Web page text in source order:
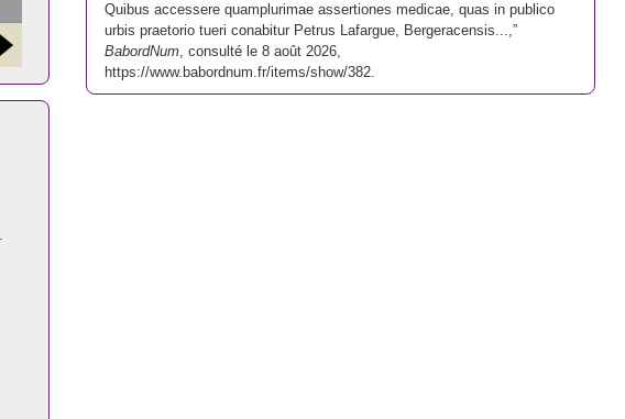
Quibus accessere quamplurimae assertiones medicae, quas in publico
urbis praetorio tueri conabitur Petrus Lafargue, Bergeracensis...,”
BabordNum, consulté le 8 août 2026,
https://www.babordnum.fr/items/show/382.